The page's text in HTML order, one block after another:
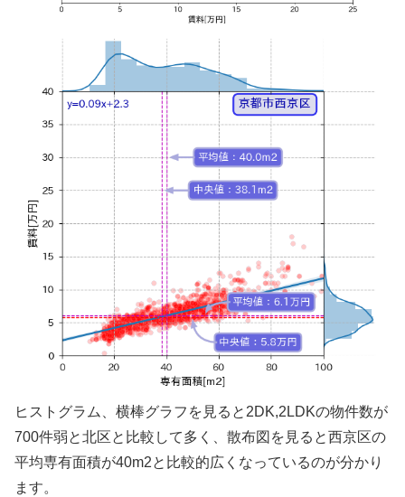
ヒストグラム、横棒グラフを見ると2DK,2LDKの物件数が
700件弱と北区と比較して多く、散布図を見ると西京区の
平均専有面積が40m2と比較的広くなっているのが分かり
ます。